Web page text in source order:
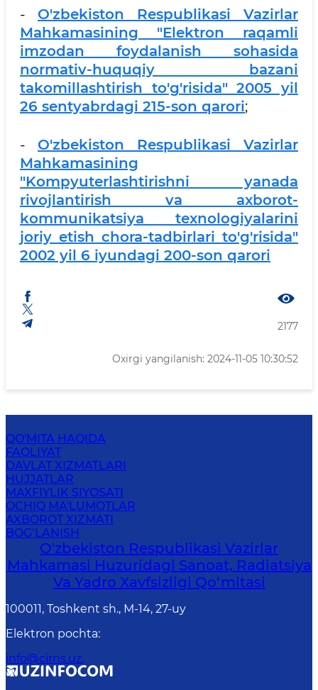
- O'zbekiston Respublikasi Vazirlar
Mahkamasining "Elektron raqamli
imzodan foydalanish sohasida
normativ-huquqiy bazani
takomillashtirish to'g'risida" 2005 yil
26 sentyabrdagi 215-son qarori;
- O'zbekiston Respublikasi Vazirlar
Mahkamasining
"Kompyuterlashtirishni yanada
rivojlantirish va axborot-
kommunikatsiya texnologiyalarini
joriy etish chora-tadbirlari to'g'risida"
2002 yil 6 iyundagi 200-son qarori
2177
Oxirgi yangilanish: 2024-11-05 10:30:52
QO'MITA HAQIDA
FAOLIYAT
DAVLAT XIZMATLARI
HUJJATLAR
MAXFIYLIK SIYOSATI
OCHIQ MA'LUMOTLAR
AXBOROT XIZMATI
BOG‘LANISH
O'zbekiston Respublikasi Vazirlar
Mahkamasi Huzuridagi Sanoat, Radiatsiya
Va Yadro Xavfsizligi Qo‘mitasi
100011, Toshkent sh., М-14, 27-uy
Elektron pochta:
info@cirns.uz.